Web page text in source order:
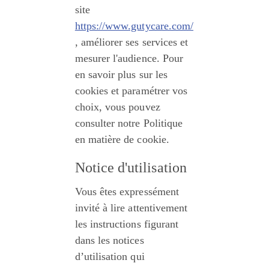
site
https://www.gutycare.com/
, améliorer ses services et
mesurer l'audience. Pour
en savoir plus sur les
cookies et paramétrer vos
choix, vous pouvez
consulter notre Politique
en matière de cookie.
Notice d'utilisation
Vous êtes expressément
invité à lire attentivement
les instructions figurant
dans les notices
d’utilisation qui